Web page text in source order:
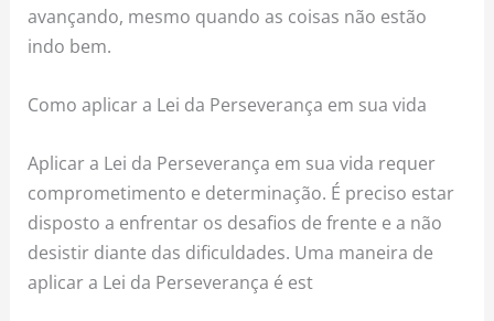
avançando, mesmo quando as coisas não estão
indo bem.
Como aplicar a Lei da Perseverança em sua vida
Aplicar a Lei da Perseverança em sua vida requer
comprometimento e determinação. É preciso estar
disposto a enfrentar os desafios de frente e a não
desistir diante das dificuldades. Uma maneira de
aplicar a Lei da Perseverança é est